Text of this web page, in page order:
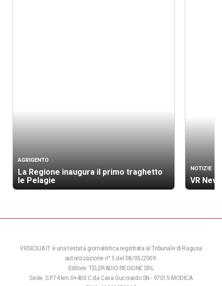
AGRIGENTO
La Regione inaugura il primo traghetto
le Pelagie
NOTIZIE
VR
VRSICILIA.IT è una testata giornalistica registrata al Tribunale di Ragusa
autorizzazione n° 5 del 08/05/2009.
Editore: TELERADIO REGIONE SRL
Sede: S.P.74 km 0+400 C.da Cava Gucciardo SN - 97015 MODICA